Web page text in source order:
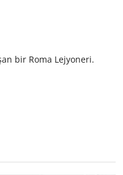
bir Roma Lejyoneri.